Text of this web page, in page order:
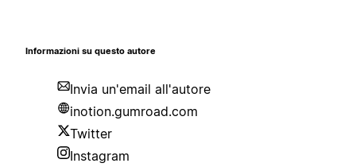
Informazioni su questo autore
Invia un'email all'autore
inotion.gumroad.com
Twitter
Instagram